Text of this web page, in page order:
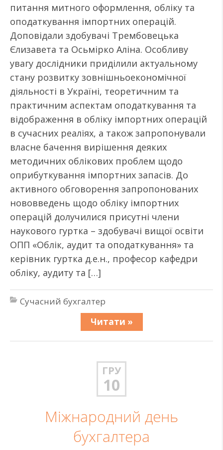
питання митного оформлення, обліку та
оподаткування імпортних операцій.
️Доповідали здобувачі Трембовецька
Єлизавета та Осьмірко Аліна. Особливу
увагу дослідники приділили актуальному
стану розвитку зовнішньоекономічної
діяльності в Україні, теоретичним та
практичним аспектам оподаткування та
відображення в обліку імпортних операцій
в сучасних реаліях, а також запропонували
власне бачення вирішення деяких
методичних облікових проблем щодо
оприбуткування імпортних запасів. До
активного обговорення запропонованих
нововведень щодо обліку імпортних
операцій долучилися присутні члени
наукового гуртка – здобувачі вищої освіти
ОПП «Облік, аудит та оподаткування» та
керівник гуртка д.е.н., професор кафедри
обліку, аудиту та […]
Сучасний бухгалтер
Читати »
ГРУ
10
Міжнародний день
бухгалтера